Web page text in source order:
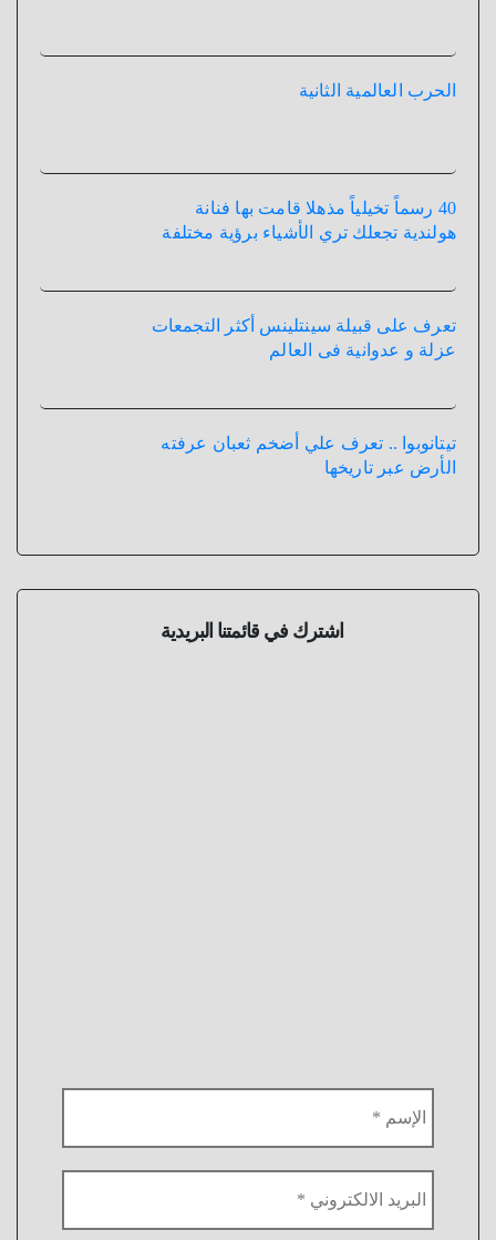
الحرب العالمية الثانية
40 رسماً تخيلياً مذهلا قامت بها فنانة
هولندية تجعلك تري الأشياء برؤية مختلفة
تعرف على قبيلة سينتلينس أكثر التجمعات
عزلة و عدوانية فى العالم
تيتانوبوا .. تعرف علي أضخم ثعبان عرفته
الأرض عبر تاريخها
اشترك في قائمتنا البريدية